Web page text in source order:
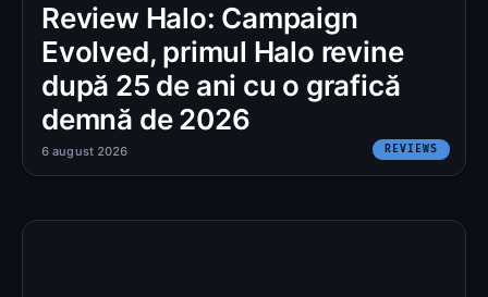
Review Halo: Campaign
Evolved, primul Halo revine
după 25 de ani cu o grafică
demnă de 2026
REVIEWS
6 august 2026